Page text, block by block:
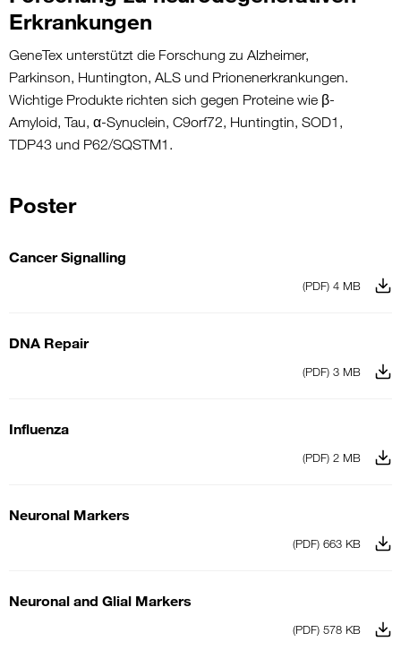
Erkrankungen
GeneTex unterstützt die Forschung zu Alzheimer,
Parkinson, Huntington, ALS und Prionenerkrankungen.
Wichtige Produkte richten sich gegen Proteine wie β-
Amyloid, Tau, α-Synuclein, C9orf72, Huntingtin, SOD1,
TDP43 und P62/SQSTM1.
Poster
Cancer Signalling
(PDF) 4 MB
DNA Repair
(PDF) 3 MB
Influenza
(PDF) 2 MB
Neuronal Markers
(PDF) 663 KB
Neuronal and Glial Markers
(PDF) 578 KB